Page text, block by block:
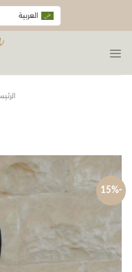
العربية
الرئيسية
-15%